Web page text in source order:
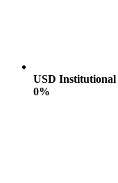
USD
0%